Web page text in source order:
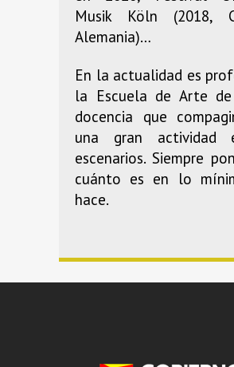
Musik Köln (2018,
Alemania)…
En la actualidad es
la Escuela de Arte
docencia que
una gran actividad
escenarios. Siempre
cuánto es en lo
hace.